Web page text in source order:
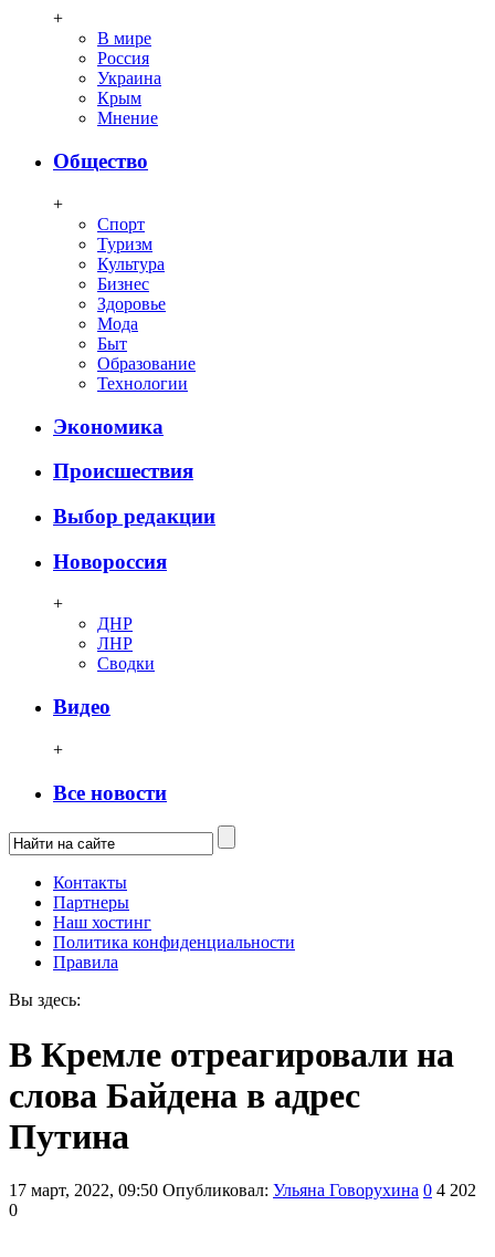
+
В мире
Россия
Украина
Крым
Мнение
Общество
+
Спорт
Туризм
Культура
Бизнес
Здоровье
Мода
Быт
Образование
Технологии
Экономика
Происшествия
Выбор редакции
Новороссия
+
ДНР
ЛНР
Сводки
Видео
+
Все новости
Контакты
Партнеры
Наш хостинг
Политика конфиденциальности
Правила
Вы здесь:
В Кремле отреагировали на
слова Байдена в адрес
Путина
17 март, 2022, 09:50 Опубликовал: Ульяна Говорухина 0 4 202
0